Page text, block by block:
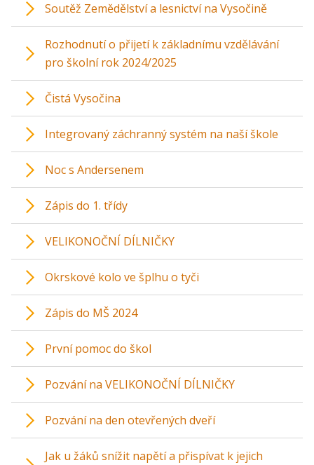
Soutěž Zemědělství a lesnictví na Vysočině
Rozhodnutí o přijetí k základnímu vzdělávání
pro školní rok 2024/2025
Čistá Vysočina
Integrovaný záchranný systém na naší škole
Noc s Andersenem
Zápis do 1. třídy
VELIKONOČNÍ DÍLNIČKY
Okrskové kolo ve šplhu o tyči
Zápis do MŠ 2024
První pomoc do škol
Pozvání na VELIKONOČNÍ DÍLNIČKY
Pozvání na den otevřených dveří
Jak u žáků snížit napětí a přispívat k jejich